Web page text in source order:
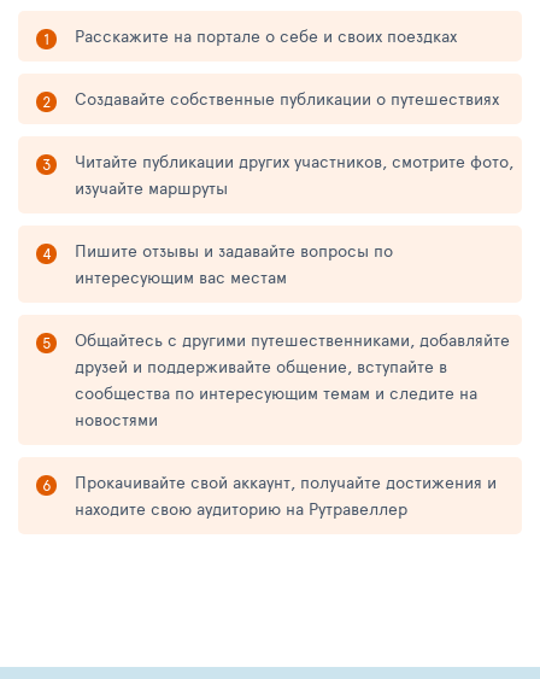
Расскажите на портале о себе и своих поездках
Создавайте собственные публикации о путешествиях
Читайте публикации других участников, смотрите фото,
изучайте маршруты
Пишите отзывы и задавайте вопросы по
интересующим вас местам
Общайтесь с другими путешественниками, добавляйте
друзей и поддерживайте общение, вступайте в
сообщества по интересующим темам и следите на
новостями
Прокачивайте свой аккаунт, получайте достижения и
находите свою аудиторию на Рутравеллер